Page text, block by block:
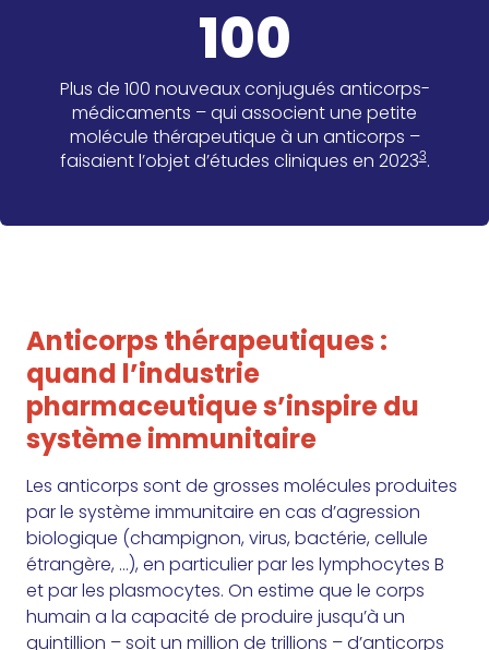
100
Plus de 100 nouveaux conjugués anticorps-
médicaments – qui associent une petite
molécule thérapeutique à un anticorps –
faisaient l’objet d’études cliniques en 20233.
Anticorps thérapeutiques :
quand l’industrie
pharmaceutique s’inspire du
système immunitaire
Les anticorps sont de grosses molécules produites
par le système immunitaire en cas d’agression
biologique (champignon, virus, bactérie, cellule
étrangère, …), en particulier par les lymphocytes B
et par les plasmocytes. On estime que le corps
humain a la capacité de produire jusqu’à un
quintillion – soit un million de trillions – d’anticorps